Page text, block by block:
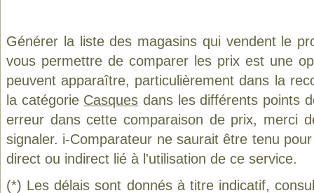
Générer la liste des magasins qui vendent le
vous permettre de comparer les prix est une
peuvent apparaître, particulièrement dans la
la catégorie Casques dans les différents points
erreur dans cette comparaison de prix, merci
signaler. i-Comparateur ne saurait être tenu
direct ou indirect lié à l'utilisation de ce service.
(*) Les délais sont donnés à titre indicatif,